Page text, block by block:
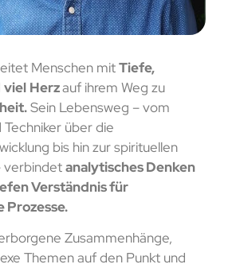
Menschen mitTiefe,
viel Herzauf ihrem Weg zu
Sein Lebensweg – vom
Techniker über die
bis hin zur spirituellen
verbindetanalytisches Denken
Verständnis für
Prozesse.
Zusammenhänge,
Themen auf den Punkt und